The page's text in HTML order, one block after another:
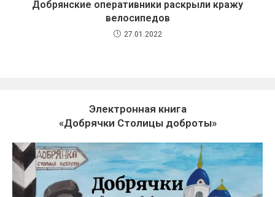
Добрянские оперативники раскрыли кражу
велосипедов
27.01.2022
Электронная книга
«Добрячки Столицы доброты»